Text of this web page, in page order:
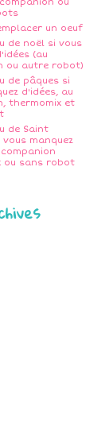
un oeuf
de noël si vous
(au
ou autre robot)
de pâques si
d'idées, au
thermomix et
de Saint
manquez
companion
ou sans robot